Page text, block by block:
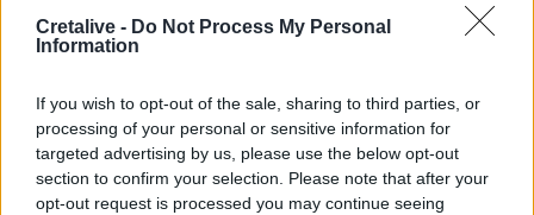
Cretalive - Do Not Process My Personal
Information
If you wish to opt-out of the sale, sharing to third parties, or
processing of your personal or sensitive information for
targeted advertising by us, please use the below opt-out
section to confirm your selection. Please note that after your
opt-out request is processed you may continue seeing
Νέα μελέτη ανατρέπει την επικρατέστερη
θεωρία για την εξέλιξη του ανθρώπινου κρανίου